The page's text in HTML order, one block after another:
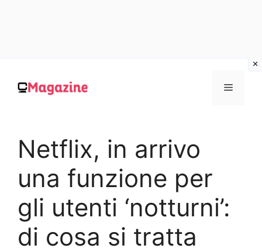
contenuto
MENU
Netflix, in arrivo
una funzione per
gli utenti ‘notturni’:
di cosa si tratta